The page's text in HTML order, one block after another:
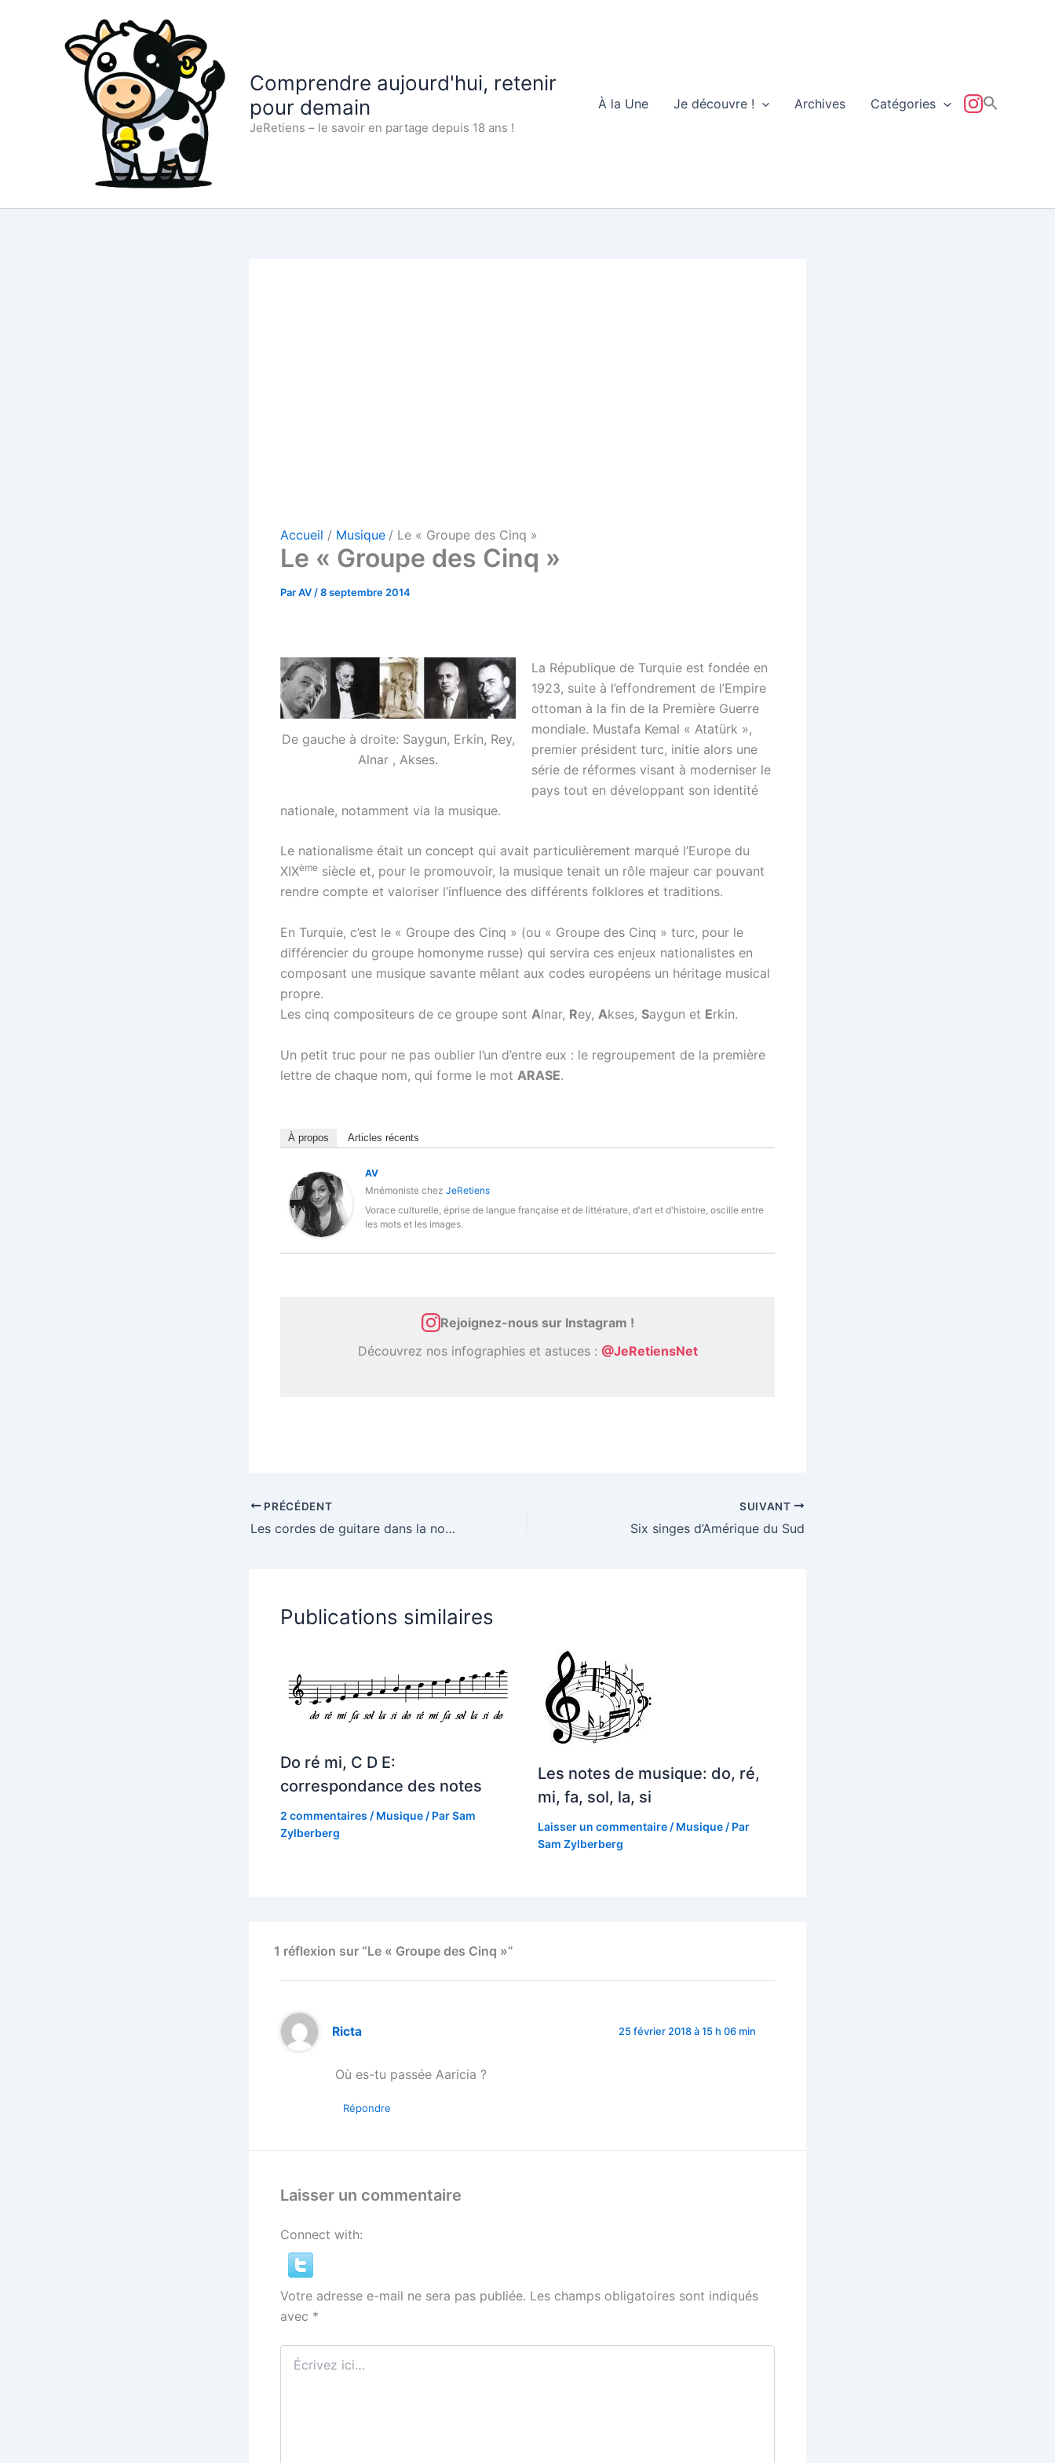
Comprendre aujourd'hui, retenir
pour demain
JeRetiens – le savoir en partage depuis 18 ans !
À la Une Je découvre ! Archives Catégories
Accueil Musique Le « Groupe des Cinq »
Le « Groupe des Cinq »
ParAV /8 septembre 2014
De gauche à droite: Saygun, Erkin, Rey,
Alnar , Akses.
La République de Turquie est fondée en
1923, suite à l’effondrement de l’Empire
ottoman à la fin de la Première Guerre
mondiale. Mustafa Kemal « Atatürk »,
premier président turc, initie alors une
série de réformes visant à moderniser le
pays tout en développant son identité
nationale, notamment via la musique.
Le nationalisme était un concept qui avait particulièrement marqué l’Europe du
XIXème siècle et, pour le promouvoir, la musique tenait un rôle majeur car pouvant
rendre compte et valoriser l’influence des différents folklores et traditions.
En Turquie, c’est le « Groupe des Cinq » (ou « Groupe des Cinq » turc, pour le
différencier du groupe homonyme russe) qui servira ces enjeux nationalistes en
composant une musique savante mêlant aux codes européens un héritage musical
propre.
Les cinq compositeurs de ce groupe sont Alnar, Rey, Akses, Saygun et Erkin.
Un petit truc pour ne pas oublier l’un d’entre eux : le regroupement de la première
lettre de chaque nom, qui forme le mot ARASE.
À propos Articles récents
AV
Mnémoniste chez JeRetiens
Vorace culturelle, éprise de langue française et de littérature, d'art et d'histoire, oscille entre
les mots et les images.
Rejoignez-nous sur Instagram !
Découvrez nos infographies et astuces : @JeRetiensNet
PRÉCÉDENT
Les cordes de guitare dans la nomenclature allemande
SUIVANT
Six singes d’Amérique du Sud
Publications similaires
Do ré mi, C D E:
correspondance des notes
2 commentaires / Musique / ParSam
Zylberberg
Les notes de musique: do, ré,
mi, fa, sol, la, si
Laisser un commentaire / Musique/ Par
Sam Zylberberg
1 réflexion sur “Le « Groupe des Cinq »”
Ricta 25 février 2018 à 15 h 06 min
Où es-tu passée Aaricia ?
Répondre
Laisser un commentaire
Connect with:
Votre adresse e-mail ne sera pas publiée. Les champs obligatoires sont indiqués
avec *
Écrivez
ici…